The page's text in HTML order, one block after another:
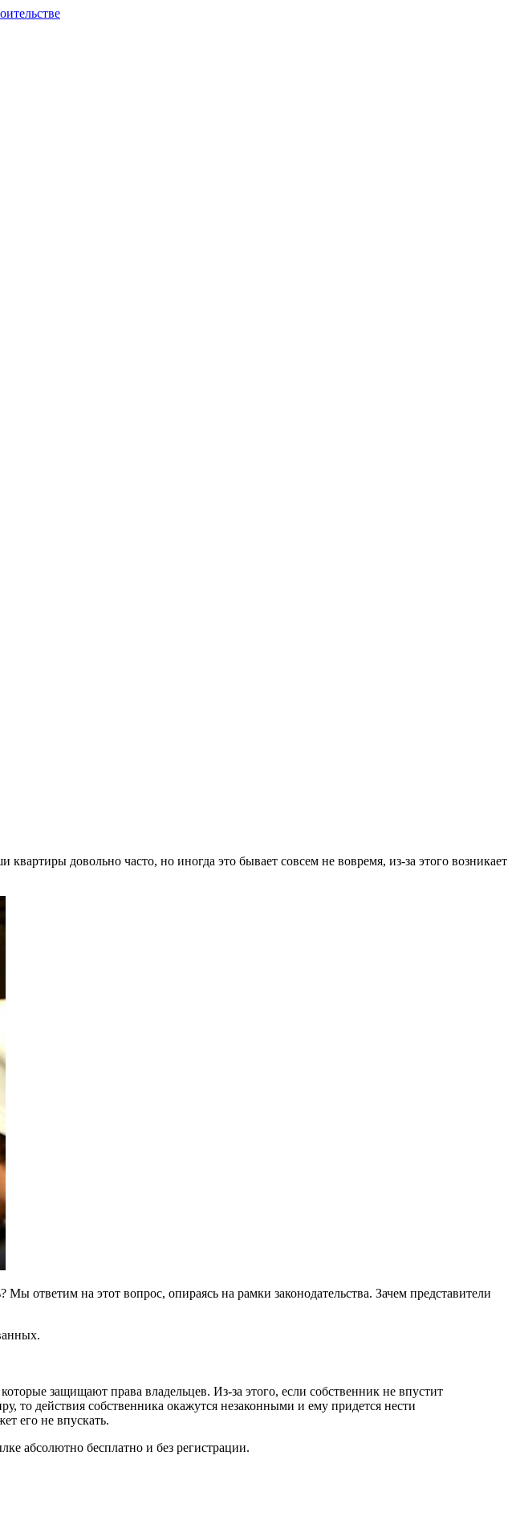
довольно часто, но иногда это бывает совсем не вовремя, из-за этого возникает
ответим на этот вопрос, опираясь на рамки законодательства. Зачем представители
защищают права владельцев. Из-за этого, если собственник не впустит
то действия собственника окажутся незаконными и ему придется нести
его не впускать.
абсолютно бесплатно и без регистрации.